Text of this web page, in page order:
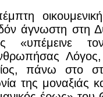
άγνωστη στη
«υπέμεινε
πάνω στο
της μοναξιάς